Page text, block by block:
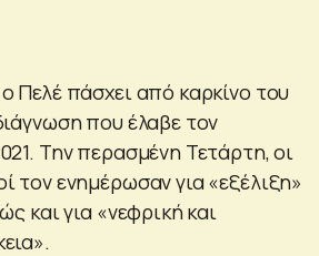
Πελέ πάσχει από καρκίνο του
που έλαβε τον
Την περασμένη Τετάρτη, οι
τον ενημέρωσαν για «εξέλιξη»
και για «νεφρική και